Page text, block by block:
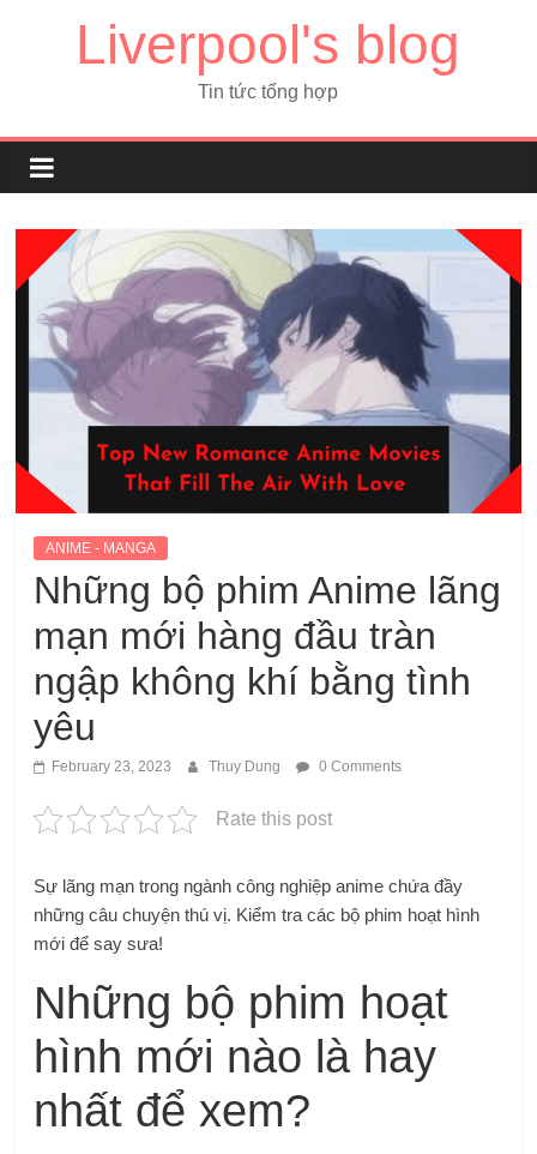
Liverpool's blog
Tin tức tổng hợp
ANIME - MANGA
Những bộ phim Anime lãng
mạn mới hàng đầu tràn
ngập không khí bằng tình
yêu
February 23, 2023 Thuy Dung 0 Comments
Rate this post
Sự lãng mạn trong ngành công nghiệp anime chứa đầy
những câu chuyện thú vị. Kiểm tra các bộ phim hoạt hình
mới để say sưa!
Những bộ phim hoạt
hình mới nào là hay
nhất để xem?